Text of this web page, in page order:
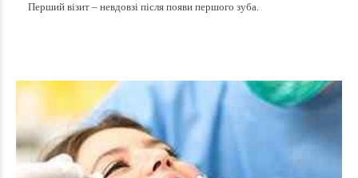
Перший візит – невдовзі після появи першого зуба.